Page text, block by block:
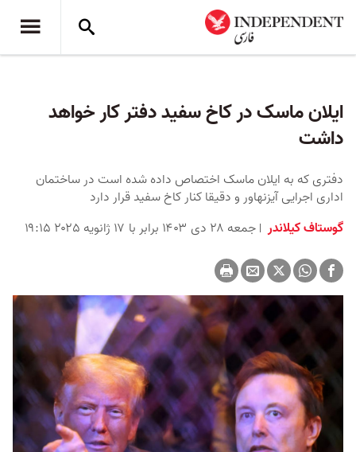
ایلان ماسک در کاخ سفید دفتر کار خواهد
داشت
دفتری که به ایلان ماسک اختصاص داده شده است در ساختمان
اداری اجرایی آیزنهاور و دقیقا کنار کاخ سفید قرار دارد
گوستاف کیلاندر جمعه ۲۸ دی ۱۴۰۳ برابر با ۱۷ ژانویه ۲۰۲۵ ۱۹:۱۵